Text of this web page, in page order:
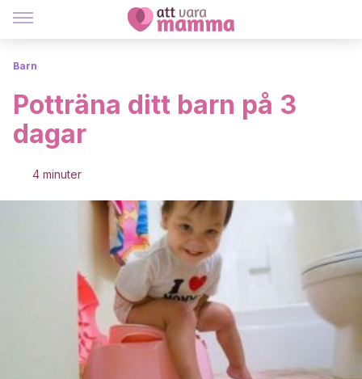
Barn
Potträna ditt barn på 3
dagar
4 minuter